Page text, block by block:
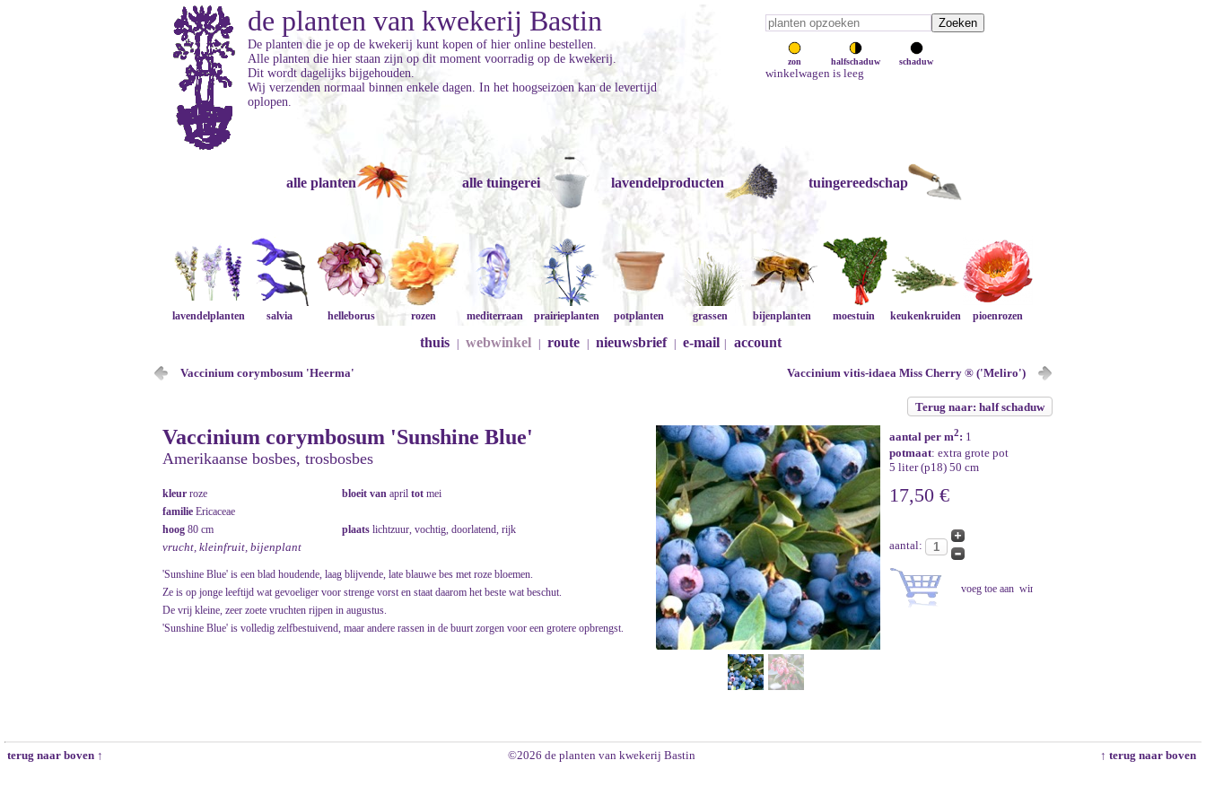
zon halfschaduw schaduw
winkelwagen is leeg
de planten van kwekerij Bastin
De planten die je op de kwekerij kunt kopen of hier online bestellen.
Alle planten die hier staan zijn op dit moment voorradig op de kwekerij.
Dit wordt dagelijks bijgehouden.
Wij verzenden normaal binnen enkele dagen. In het hoogseizoen kan de levertijd
oplopen.
alle planten alle tuingerei lavendelproducten tuingereedschap
lavendelplanten salvia helleborus rozen mediterraan prairieplanten potplanten grassen bijenplanten moestuin keukenkruiden pioenrozen
thuis webwinkel route nieuwsbrief e-mail account
Vaccinium corymbosum 'Heerma' Vaccinium vitis-idaea Miss Cherry ® ('Meliro')
Terug naar: half schaduw
Vaccinium corymbosum 'Sunshine Blue'
Amerikaanse bosbes, trosbosbes
kleur roze bloeit van april tot mei
familie Ericaceae
hoog 80 cm plaats lichtzuur, vochtig, doorlatend, rijk
vrucht, kleinfruit, bijenplant
'Sunshine Blue' is een blad houdende, laag blijvende, late blauwe bes met roze bloemen.
Ze is op jonge leeftijd wat gevoeliger voor strenge vorst en staat daarom het beste wat beschut.
De vrij kleine, zeer zoete vruchten rijpen in augustus.
'Sunshine Blue' is volledig zelfbestuivend, maar andere rassen in de buurt zorgen voor een grotere opbrengst.
aantal per m2: 1
potmaat: extra grote pot
5 liter (p18) 50 cm
17,50 €
aantal:
terug naar boven ↑ ©2026 de planten van kwekerij Bastin ↑ terug naar boven